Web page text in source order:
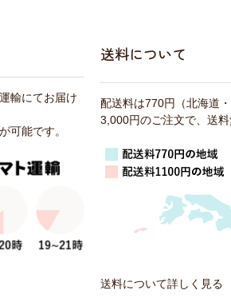
輸にてお届け
可能です。
送料について
配送料は770円（北海道
3,000円のご注文で、送料
送料について詳しく見る